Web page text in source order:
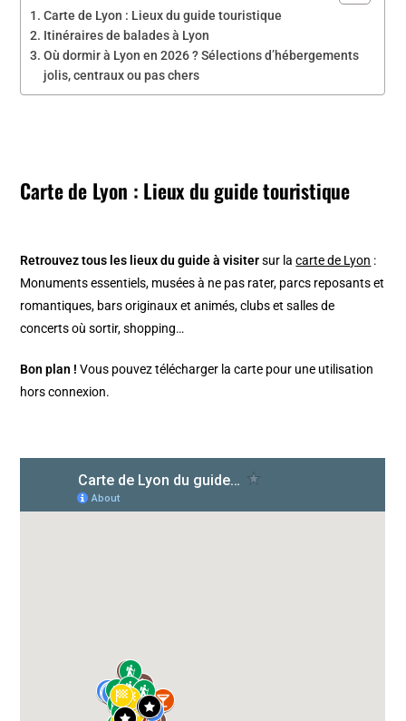
Carte de Lyon : Lieux du guide touristique
Itinéraires de balades à Lyon
Où dormir à Lyon en 2026 ? Sélections d’hébergements
jolis, centraux ou pas chers
Carte de Lyon : Lieux du guide touristique
Retrouvez tous les lieux du guide à visitersur lacarte de Lyon :
Monuments essentiels, musées à ne pas rater, parcs reposants et
romantiques, bars originaux et animés, clubs et salles de
concerts où sortir, shopping…
Bon plan !Vous pouvez télécharger la carte pour une utilisation
hors connexion.